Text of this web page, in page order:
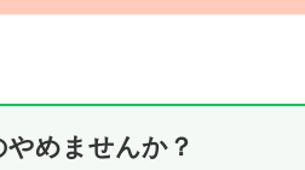
めませんか？